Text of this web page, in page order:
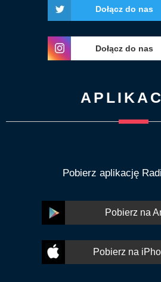
Dołącz do nas
Dołącz do nas
Pobierz aplikację
Pobierz na
Pobierz na